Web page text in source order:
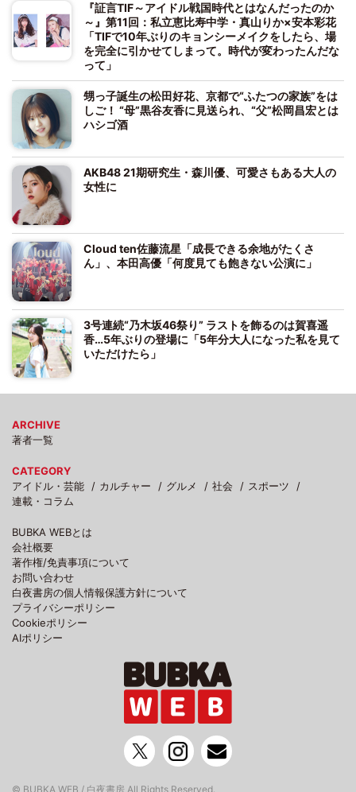
『証言TIF～アイドル戦国時代とはなんだったのか
～』第11回：私立恵比寿中学・真山りか×安本彩花
「TIFで10年ぶりのキョンシーメイクをしたら、場
を完全に引かせてしまって。時代が変わったんだな
って」
甥っ子誕生の松田好花、京都で“ふたつの家族”をは
しご！ “母”黒谷友香に見送られ、“父”松岡昌宏とは
ハシゴ酒
AKB48 21期研究生・森川優、可愛さもある大人の
女性に
Cloud ten佐藤流星「成長できる余地がたくさ
ん」、本田高優「何度見ても飽きない公演に」
3号連続“乃木坂46祭り” ラストを飾るのは賀喜遥
香…5年ぶりの登場に「5年分大人になった私を見て
いただけたら」
ARCHIVE
著者一覧
CATEGORY
アイドル・芸能
カルチャー グルメ 社会
スポーツ
連載・コラム
BUBKA WEBとは
会社概要
著作権/免責事項について
お問い合わせ
白夜書房の個人情報保護方針について
プライバシーポリシー
Cookieポリシー
AIポリシー
© BUBKA WEB / 白夜書房 All Rights Reserved.